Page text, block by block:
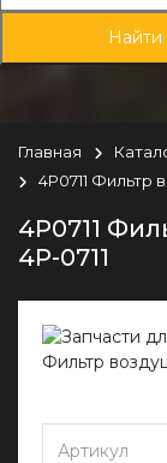
Главная
4P0711 Фильтр
4P0711
4P-0711
Артикул